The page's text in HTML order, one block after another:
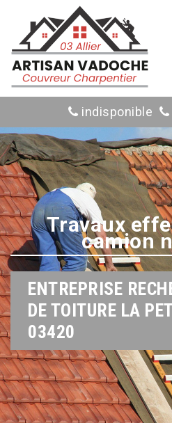
indisponible
Travaux
camion
ENTREPRISE
DE TOITURE LA
03420